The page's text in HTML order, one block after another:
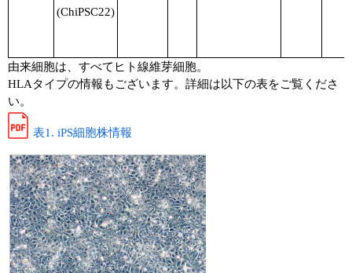
(ChiPSC22)
由来細胞は、すべてヒト線維芽細胞。
HLAタイプの情報もございます。詳細は以下の表をご覧くださ
い。
表1. iPS細胞株情報